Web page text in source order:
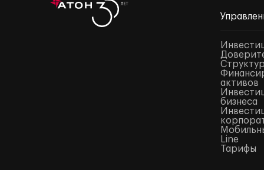
активов
бизнеса
Line
Тарифы